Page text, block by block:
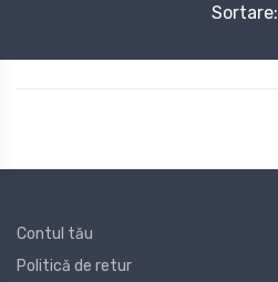
Sortare:
Contul tău
Politică de retur